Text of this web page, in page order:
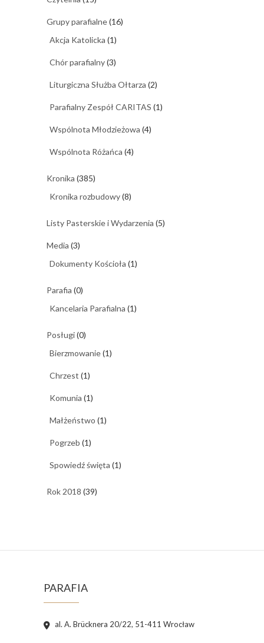
Grupy parafialne(16)
Akcja Katolicka (1)
Chór parafialny(3)
Liturgiczna Służba Ołtarza (2)
Parafialny Zespół CARITAS (1)
Wspólnota Młodzieżowa (4)
Wspólnota Różańca (4)
Kronika (385)
Kronika rozbudowy(8)
Listy Pasterskie i Wydarzenia (5)
Media (3)
Dokumenty Kościoła (1)
Parafia (0)
Kancelaria Parafialna (1)
Posługi(0)
Bierzmowanie(1)
Chrzest (1)
Komunia (1)
Małżeństwo (1)
Pogrzeb (1)
Spowiedź święta (1)
Rok 2018 (39)
PARAFIA
al. A. Brücknera 20/22, 51-411 Wrocław